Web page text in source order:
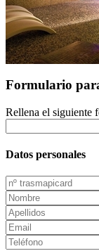
Formulario
Rellena el siguiente
Datos personales